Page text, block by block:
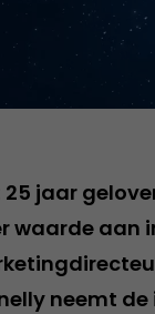
jaar
waarde aan
neemt